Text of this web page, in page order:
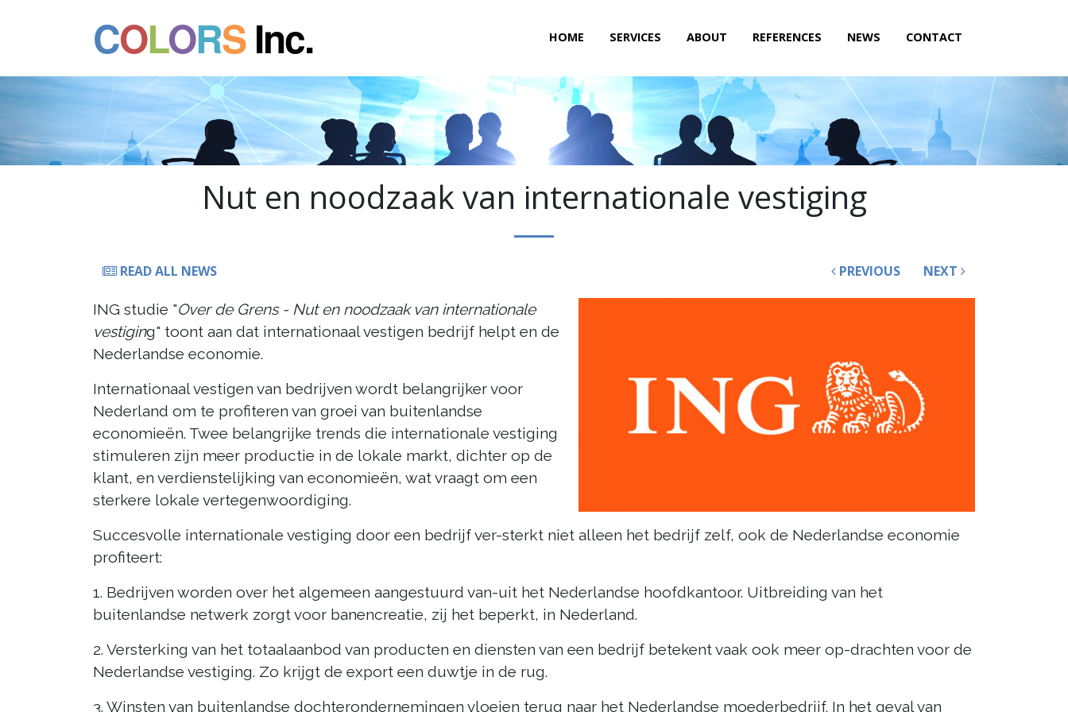
COLORSInc. HOME SERVICES ABOUT REFERENCES NEWS CONTACT
Nut en noodzaak van internationale vestiging
READ ALL NEWS PREVIOUS NEXT
ING studie "Over de Grens - Nut en noodzaak van internationale
vestiging" toont aan dat internationaal vestigen bedrijf helpt en de
Nederlandse economie.
Internationaal vestigen van bedrijven wordt belangrijker voor
Nederland om te profiteren van groei van buitenlandse
economieën. Twee belangrijke trends die internationale vestiging
stimuleren zijn meer productie in de lokale markt, dichter op de
klant, en verdienstelijking van economieën, wat vraagt om een
sterkere lokale vertegenwoordiging.
Succesvolle internationale vestiging door een bedrijf ver-sterkt niet alleen het bedrijf zelf, ook de Nederlandse economie
profiteert:
1. Bedrijven worden over het algemeen aangestuurd van-uit het Nederlandse hoofdkantoor. Uitbreiding van het
buitenlandse netwerk zorgt voor banencreatie, zij het beperkt, in Nederland.
2. Versterking van het totaalaanbod van producten en diensten van een bedrijf betekent vaak ook meer op-drachten voor de
Nederlandse vestiging. Zo krijgt de export een duwtje in de rug.
3. Winsten van buitenlandse dochterondernemingen vloeien terug naar het Nederlandse moederbedrijf. In het geval van